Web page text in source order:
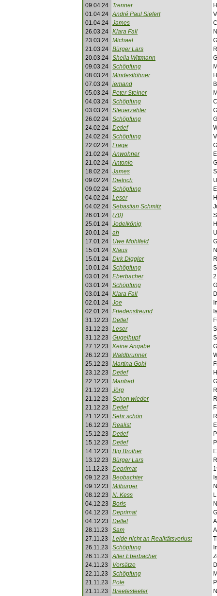
09.04.24 Trenner
01.04.24 André Paul Siefert
01.04.24 James
26.03.24 Klara Fall
23.03.24 Michael
21.03.24 Bürger Lars
20.03.24 Sheila Wittmann
09.03.24 Schöpfung
08.03.24 Mindestlöhner
07.03.24 jemand
05.03.24 Peter Steiner
04.03.24 Schöpfung
03.03.24 Steuerzahler
26.02.24 Schöpfung
24.02.24 Detlef
24.02.24 Schöpfung
22.02.24 Frage
21.02.24 Anwohner
21.02.24 Antonio
18.02.24 James
09.02.24 Dietrich
09.02.24 Schöpfung
04.02.24 Leser
04.02.24 Sebastian Schmitz
26.01.24 (70)
25.01.24 Jodelkönig
20.01.24 ah
17.01.24
Uwe Mohlfeld
15.01.24 Klaus
15.01.24 Dirk Diggler
10.01.24 Schöpfung
03.01.24 Eberbacher
03.01.24 Schöpfung
03.01.24 Klara Fall
02.01.24 Joe
02.01.24 Friedensfreund
31.12.23
Detlef
31.12.23
Leser
31.12.23
Gugelhupf
27.12.23
Keine Angabe
26.12.23
Waldbrunner
25.12.23
Martina Gohl
23.12.23
Detlef
22.12.23
Manfred
21.12.23
Jörg
21.12.23
Schon wieder
21.12.23
Detlef
21.12.23
Sehr schön
16.12.23
Realist
15.12.23
Detlef
15.12.23
Detlef
14.12.23
Big Brother
13.12.23
Bürger Lars
11.12.23
Deprimat
09.12.23
Beobachter
09.12.23
Mitbürger
08.12.23
N. Kess
04.12.23
Boris
04.12.23
Deprimat
04.12.23
Detlef
28.11.23
Sam
27.11.23
Leide nicht an Realitätsverlust
26.11.23
Schöpfung
26.11.23
Alter Eberbacher
24.11.23
Vorsätze
22.11.23
Schöpfung
21.11.23
Pole
21.11.23
Breetesteeler